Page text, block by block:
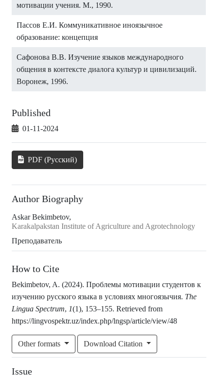
мотивации учения. М., 1990.
Пассов Е.И. Коммуникативное иноязычное
образование: концепция
Сафонова В.В. Изучение языков международного
общения в контексте диалога культур и цивилизаций.
Воронеж, 1996.
Published
01-11-2024
PDF (Русский)
Author Biography
Askar Bekimbetov,
Karakalpakstan Institute of Agriculture and Agrotechnology
Преподаватель
How to Cite
Bekimbetov, A. (2024). Проблемы мотивации студентов к
изучению русского языка в условиях многоязычия. The
Lingua Spectrum, 1(1), 153–155. Retrieved from
https://lingvospektr.uz/index.php/lngsp/article/view/48
Other formats Download Citation
Issue